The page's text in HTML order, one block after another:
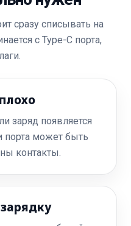
сразу списывать на
с Type-C порта,
заряд появляется
порта может быть
контакты.